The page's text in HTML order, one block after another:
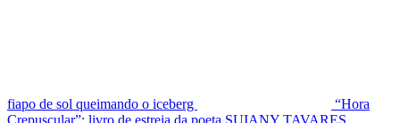
fiapo de sol queimando o iceberg
“Hora
Crepuscular”: livro de estreia da poeta SUIANY TAVARES